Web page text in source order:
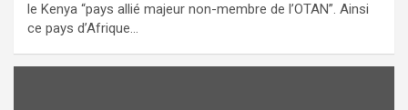
le Kenya “pays allié majeur non-membre de l’OTAN”. Ainsi
ce pays d’Afrique…